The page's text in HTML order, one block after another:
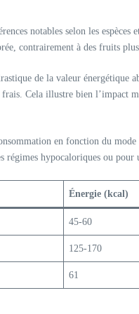
notables selon les
contrairement à des fruits plus
de la valeur
Cela illustre bien l’impact
en fonction du
hypocaloriques ou pour
Énergie (kcal)
45-60
125-170
61